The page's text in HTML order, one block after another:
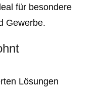
für besondere
Gewerbe.
Lösungen